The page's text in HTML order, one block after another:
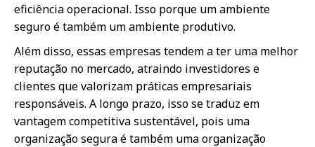
eficiência operacional. Isso porque um ambiente
seguro é também um ambiente produtivo.
Além disso, essas empresas tendem a ter uma melhor
reputação no mercado, atraindo investidores e
clientes que valorizam práticas empresariais
responsáveis. A longo prazo, isso se traduz em
vantagem competitiva sustentável, pois uma
organização segura é também uma organização